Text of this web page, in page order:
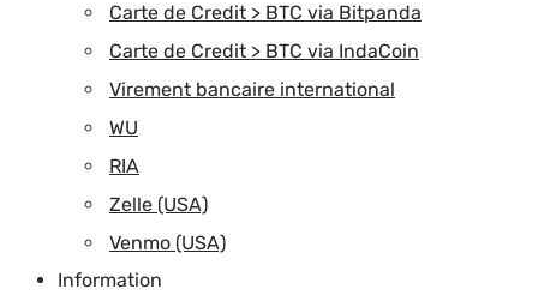
Carte de Credit > BTC via Bitpanda
Carte de Credit > BTC via IndaCoin
Virement bancaire international
WU
RIA
Zelle (USA)
Venmo (USA)
Information